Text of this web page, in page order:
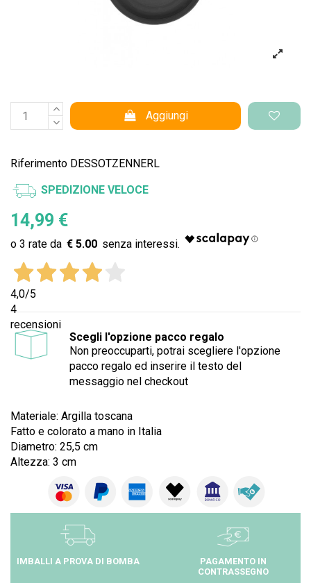
Aggiungi
Riferimento DESSOTZENNERL
SPEDIZIONE VELOCE
14,99 €
€ 5.00
4,0/5
4
recensioni
Scegli l'opzione pacco regalo
Non preoccuparti, potrai scegliere l'opzione
pacco regalo ed inserire il testo del
messaggio nel checkout
Materiale: Argilla toscana
Fatto e colorato a mano in Italia
Diametro: 25,5 cm
Altezza: 3 cm
IMBALLI A PROVA DI BOMBA
PAGAMENTO IN
CONTRASSEGNO